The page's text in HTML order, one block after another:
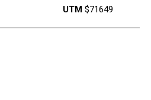
UTM$71649